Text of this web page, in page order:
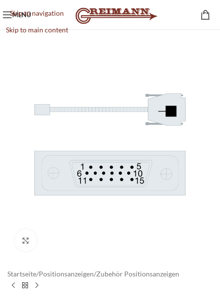
Skip to navigation
Skip to main content
MENÜ
Startseite/Positionsanzeigen/Zubehör Positionsanzeigen